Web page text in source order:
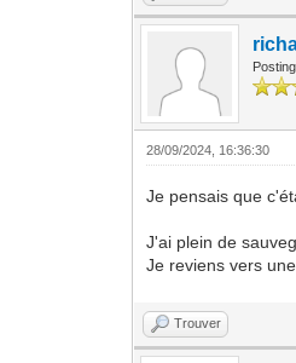
28/09/2024, 16:36:30
Je pensais que
J'ai plein de
Je reviens vers
Trouver